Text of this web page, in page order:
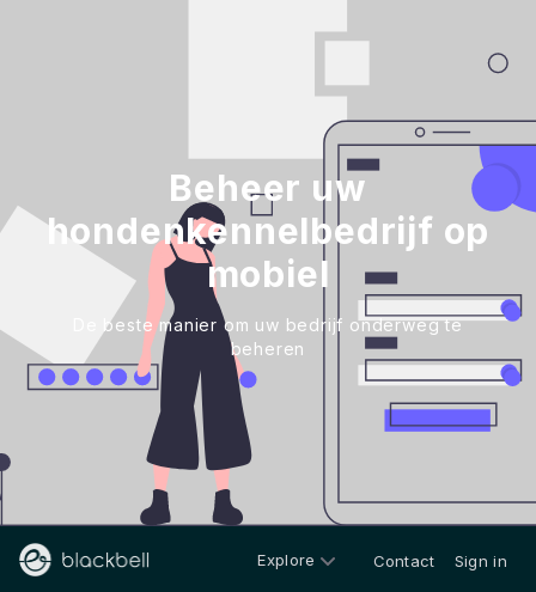
Beheer uw
hondenkennelbedrijf op
mobiel
De beste manier om uw bedrijf onderweg te
beheren
Explore Contact Sign in